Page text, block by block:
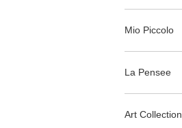
Mio Piccolo
La Pensee
Art Collection